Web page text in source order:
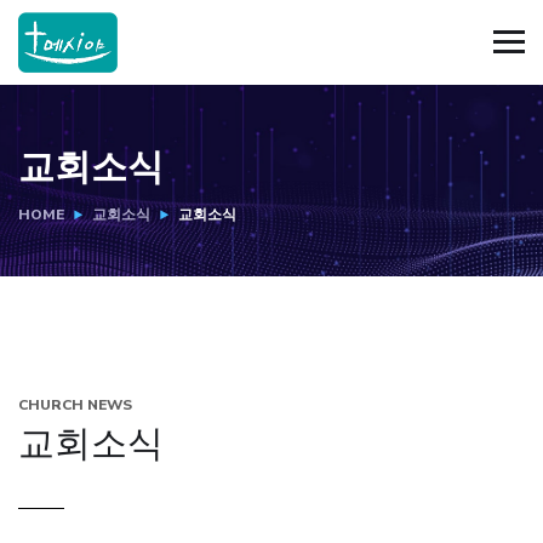
교회소식
HOME 교회소식 교회소식
CHURCH NEWS
교회소식